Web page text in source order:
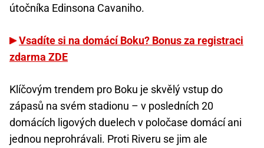
útočníka Edinsona Cavaniho.
Vsadíte si na domácí Boku? Bonus za registraci
zdarma ZDE
Klíčovým trendem pro Boku je skvělý vstup do
zápasů na svém stadionu – v posledních 20
domácích ligových duelech v poločase domácí ani
jednou neprohrávali. Proti Riveru se jim ale